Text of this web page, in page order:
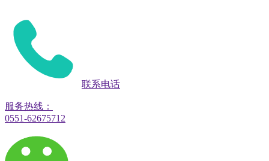
联系电话
服务热线：
0551-62675712